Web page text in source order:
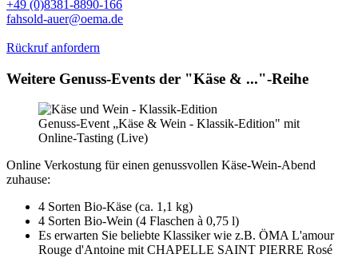
+49 (0)8381-8890-166
fahsold-auer@oema.de
Rückruf anfordern
Weitere Genuss-Events der "Käse & ..."-Reihe
Genuss-Event „Käse & Wein - Klassik-Edition" mit
Online-Tasting (Live)
Online Verkostung für einen genussvollen Käse-Wein-Abend
zuhause:
4 Sorten Bio-Käse (ca. 1,1 kg)
4 Sorten Bio-Wein (4 Flaschen à 0,75 l)
Es erwarten Sie beliebte Klassiker wie z.B. ÖMA L'amour
Rouge d'Antoine mit CHAPELLE SAINT PIERRE Rosé